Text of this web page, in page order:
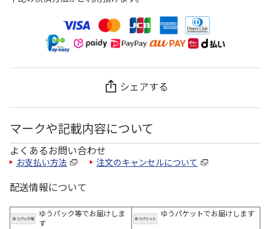
シェアする
マークや記載内容について
よくあるお問い合わせ
お支払い方法 注文のキャンセルについて
配送情報について
ゆうパック等でお届けしま
す
ゆうパケットでお届けします